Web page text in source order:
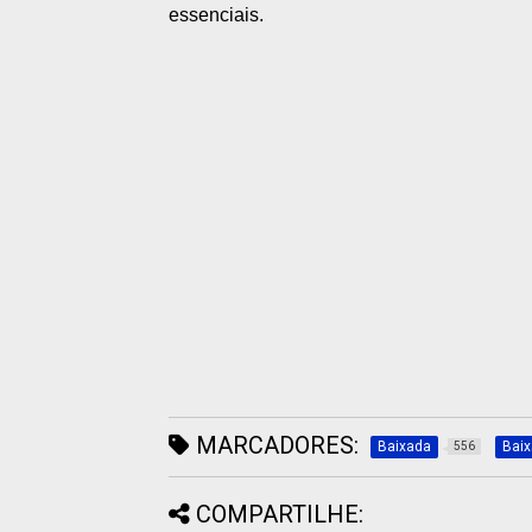
essenciais.
MARCADORES: Baixada 556
COMPARTILHE: